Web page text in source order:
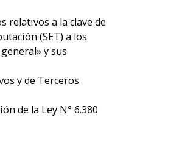
relativos a la clave de
(SET) a los
y sus
y de Terceros
de la Ley N° 6.380